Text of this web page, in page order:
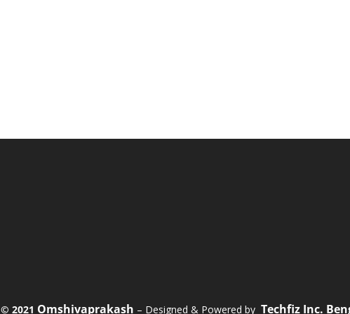
©️ 2021 Omshivaprakash – Designed & Powered by Techfiz Inc.